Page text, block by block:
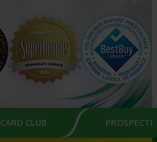
CARD CLUB PROSPECTE